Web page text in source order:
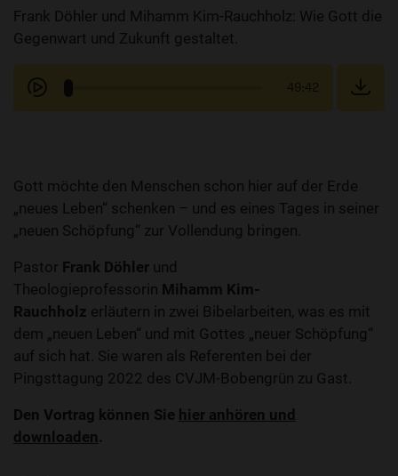
Frank Döhler und Mihamm Kim-Rauchholz: Wie Gott die
Gegenwart und Zukunft gestaltet.
49:42
Gott möchte den Menschen schon hier auf der Erde
„neues Leben“ schenken – und es eines Tages in seiner
„neuen Schöpfung“ zur Vollendung bringen.
Pastor Frank Döhler und
Theologieprofessorin Mihamm Kim-
Rauchholz erläutern in zwei Bibelarbeiten, was es mit
dem „neuen Leben“ und mit Gottes „neuer Schöpfung“
auf sich hat. Sie waren als Referenten bei der
Pingsttagung 2022 des CVJM-Bobengrün zu Gast.
Den Vortrag können Sie hier anhören und
downloaden.